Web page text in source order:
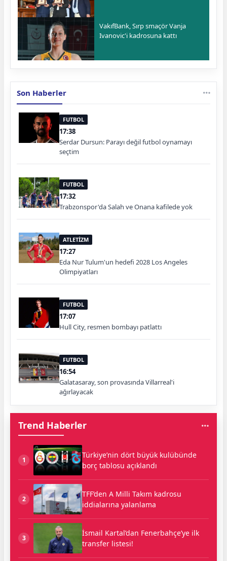
VakıfBank, Sırp smaçör Vanja
Ivanovic'i kadrosuna kattı
Son Haberler
FUTBOL
17:38
Serdar Dursun: Parayı değil futbol oynamayı
seçtim
FUTBOL
17:32
Trabzonspor'da Salah ve Onana kafilede yok
ATLETİZM
17:27
Eda Nur Tulum'un hedefi 2028 Los Angeles
Olimpiyatları
FUTBOL
17:07
Hull City, resmen bombayı patlattı
FUTBOL
16:54
Galatasaray, son provasında Villarreal'i
ağırlayacak
Trend Haberler
1
Türkiye’nin dört büyük kulübünde
borç tablosu açıklandı
2
TFF’den A Milli Takım kadrosu
iddialarına yalanlama
3
İsmail Kartal’dan Fenerbahçe’ye ilk
transfer listesi!